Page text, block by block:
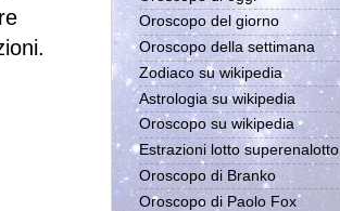
Oroscopo del giorno
Oroscopo della settimana
Zodiaco su wikipedia
Astrologia su wikipedia
Oroscopo su wikipedia
Estrazioni lotto superenalotto
Oroscopo di Branko
Oroscopo di Paolo Fox